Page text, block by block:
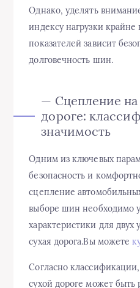
Однако, уделять
индексу нагрузки крайне
показателей зависит
долговечность шин.
— Сцепление
дороге:
значимость
Одним из ключевых
безопасность и
сцепление
выборе шин необходимо
характеристики для
сухая дорога.Вы можете
Согласно
сухой дороге может быть